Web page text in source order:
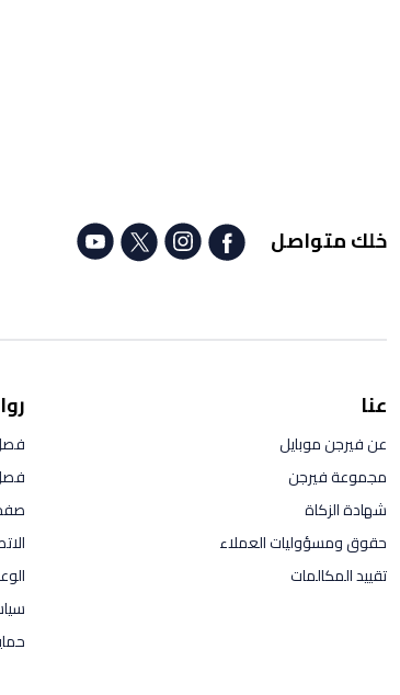
خلك متواصل
عنا
عن فيرجن موبايل
مجموعة فيرجن
شهادة الزكاة
حقوق ومسؤوليات العملاء
تقييد المكالمات